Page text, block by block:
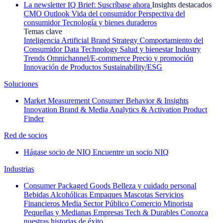
La newsletter IQ Brief: Suscríbase ahora Insights destacados
CMO Outlook Vida del consumidor Perspectiva del
consumidor Tecnología y bienes duraderos
Temas clave
Inteligencia Artificial Brand Strategy Comportamiento del
Consumidor Data Technology Salud y bienestar Industry
Trends Omnichannel/E-commerce Precio y promoción
Innovación de Productos Sustainability/ESG
Soluciones
Market Measurement Consumer Behavior & Insights
Innovation Brand & MediaAnalytics & Activation Product
Finder
Red de socios
Hágase socio de NIQ Encuentre un socio NIQ
Industrias
Consumer Packaged Goods Belleza y cuidado personal
Bebidas Alcohólicas Empaques Mascotas Servicios
Financieros Media Sector Público Comercio Minorista
Pequeñas y Medianas Empresas Tech & Durables Conozca